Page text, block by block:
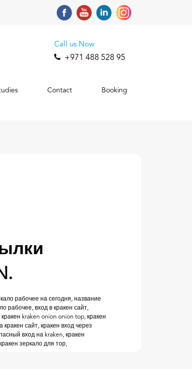
Call us Now
+971 488 528 95
Contact Booking
рабочее на сегодня, название
рабочее, вход в кракен сайт,
kraken onion onion top, кракен
сайт, кракен вход через
вход на kraken, кракен
зеркало для тор,